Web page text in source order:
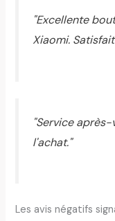
"Excellente
Xiaomi.
"Service
l'achat."
Les avis négatifs